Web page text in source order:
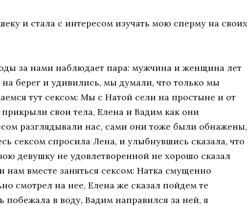
и стала с интересом изучать мою сперму на своих
за нами наблюдает пара: мужчина и женщина лет
берег и удивились, мы думали, что только мы
тут сексом: Мы с Натой сели на простыне и от
свои тела, Елена и Вадим как они
разглядывали нас, сами они тоже были обнажены,
сексом спросила Лена, и улыбнувшись сказала, что
девушку не удовлетворенной не хорошо сказал
вместе заняться сексом: Натка смущенно
смотрел на нее, Елена же сказал пойдем те
побежала в воду, Вадим направился за ней, я